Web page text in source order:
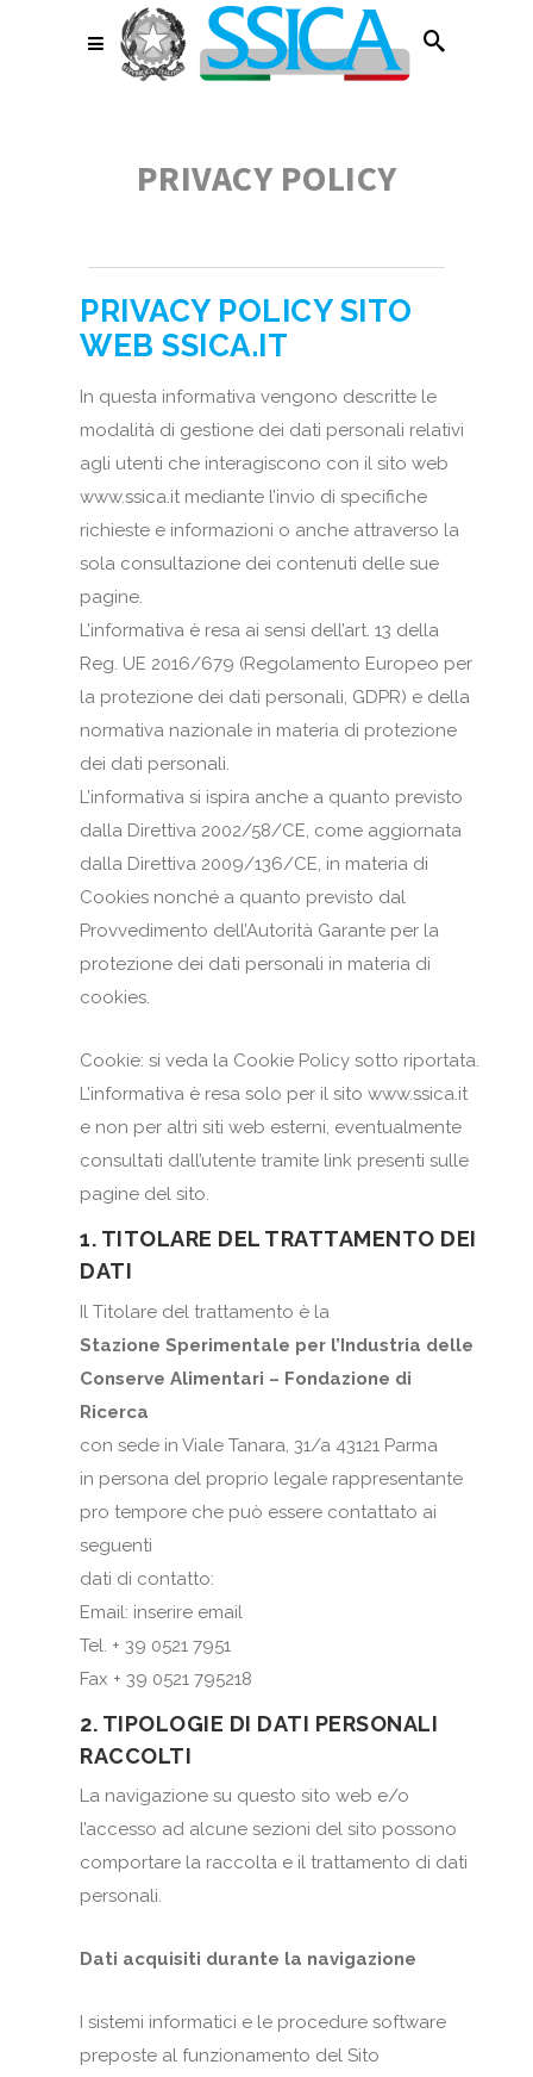
PRIVACY POLICY
PRIVACY POLICY SITO
WEB SSICA.IT
In questa informativa vengono descritte le
modalità di gestione dei dati personali relativi
agli utenti che interagiscono con il sito web
www.ssica.it mediante l’invio di specifiche
richieste e informazioni o anche attraverso la
sola consultazione dei contenuti delle sue
pagine.
L’informativa è resa ai sensi dell’art. 13 della
Reg. UE 2016/679 (Regolamento Europeo per
la protezione dei dati personali, GDPR) e della
normativa nazionale in materia di protezione
dei dati personali.
L’informativa si ispira anche a quanto previsto
dalla Direttiva 2002/58/CE, come aggiornata
dalla Direttiva 2009/136/CE, in materia di
Cookies nonché a quanto previsto dal
Provvedimento dell’Autorità Garante per la
protezione dei dati personali in materia di
cookies.
Cookie: si veda la Cookie Policy sotto riportata.
L’informativa è resa solo per il sito www.ssica.it
e non per altri siti web esterni, eventualmente
consultati dall’utente tramite link presenti sulle
pagine del sito.
1. TITOLARE DEL TRATTAMENTO DEI
DATI
Il Titolare del trattamento è la
Stazione Sperimentale per l’Industria delle
Conserve Alimentari – Fondazione di
Ricerca
con sede in Viale Tanara, 31/a 43121 Parma
in persona del proprio legale rappresentante
pro tempore che può essere contattato ai
seguenti
dati di contatto:
Email: inserire email
Tel. + 39 0521 7951
Fax + 39 0521 795218
2. TIPOLOGIE DI DATI PERSONALI
RACCOLTI
La navigazione su questo sito web e/o
l’accesso ad alcune sezioni del sito possono
comportare la raccolta e il trattamento di dati
personali.
Dati acquisiti durante la navigazione
I sistemi informatici e le procedure software
preposte al funzionamento del Sito